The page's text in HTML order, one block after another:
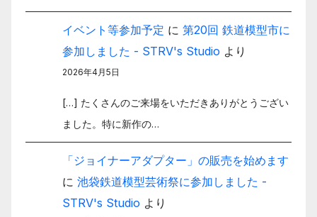
イベント等参加予定 に 第20回 鉄道模型市に
参加しました - STRV's Studio より
2026年4月5日
[…] たくさんのご来場をいただきありがとうござい
ました。特に新作の…
「ジョイナーアダプター」の販売を始めます
に 池袋鉄道模型芸術祭に参加しました -
STRV's Studio より